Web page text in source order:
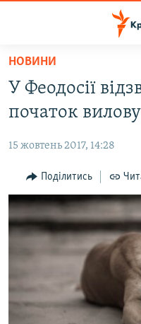
Перейти
основного
матеріалу
до
навігації
Перейти
до
пошуку
ВОДА.КРИМ
ПОЛІТИКА
БЛОГИ
ПОГЛЯД
ІНТЕРВ'Ю
ВСЕ ЗА ДЕНЬ
СПЕЦПРОЕКТИ
ДЕПОРТАЦІЯ
ЯК ОБІЙТИ
НОВИНИ
У Феодосії
початок
15 жовтень 2017, 14:28
Поділитись